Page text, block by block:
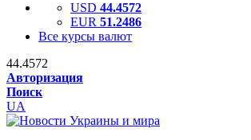
USD 44.4572
EUR 51.2486
Все курсы валют
44.4572
Авторизация
Поиск
UA